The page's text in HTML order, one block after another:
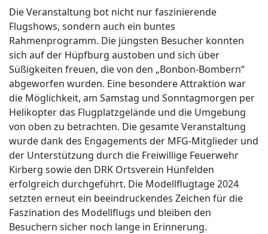
Die Veranstaltung bot nicht nur faszinierende
Flugshows, sondern auch ein buntes
Rahmenprogramm. Die jüngsten Besucher konnten
sich auf der Hüpfburg austoben und sich über
Süßigkeiten freuen, die von den „Bonbon-Bombern“
abgeworfen wurden. Eine besondere Attraktion war
die Möglichkeit, am Samstag und Sonntagmorgen per
Helikopter das Flugplatzgelände und die Umgebung
von oben zu betrachten. Die gesamte Veranstaltung
wurde dank des Engagements der MFG-Mitglieder und
der Unterstützung durch die Freiwillige Feuerwehr
Kirberg sowie den DRK Ortsverein Hünfelden
erfolgreich durchgeführt. Die Modellflugtage 2024
setzten erneut ein beeindruckendes Zeichen für die
Faszination des Modellflugs und bleiben den
Besuchern sicher noch lange in Erinnerung.